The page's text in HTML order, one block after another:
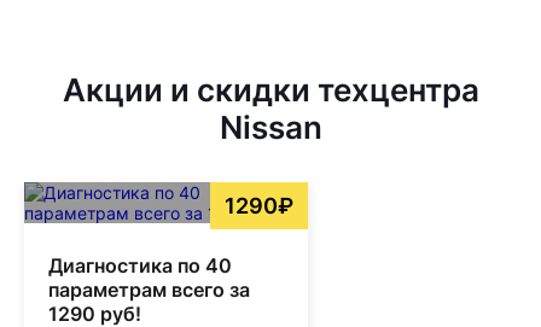
Акции и скидки техцентра
Nissan
1290₽
Диагностика по 40
параметрам всего за
1290 руб!